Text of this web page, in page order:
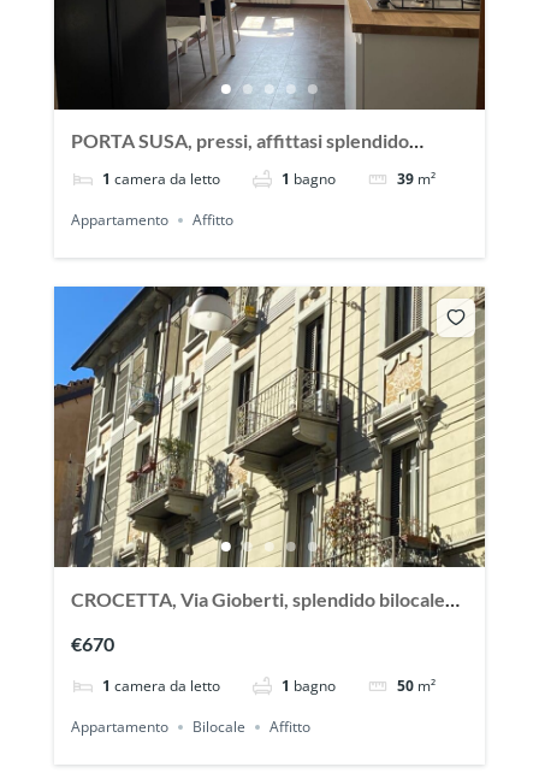
PORTA SUSA, pressi, affittasi splendido
bilocale per brevi periodi
1 camera da letto 1 bagno 39 m²
Appartamento
Affitto
CROCETTA, Via Gioberti, splendido bilocale
€670
1 camera da letto 1 bagno 50 m²
Appartamento
Bilocale Affitto